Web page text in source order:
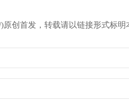
原创首发，转载请以链接形式标